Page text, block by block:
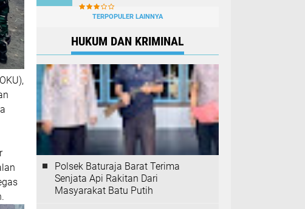
TERPOPULER LAINNYA
HUKUM DAN KRIMINAL
Polsek Baturaja Barat Terima
Senjata Api Rakitan Dari
Masyarakat Batu Putih